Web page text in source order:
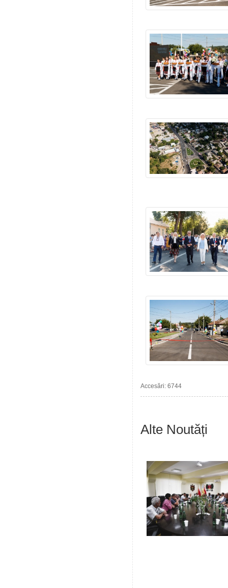
Accesări: 6744
Alte Noutăți